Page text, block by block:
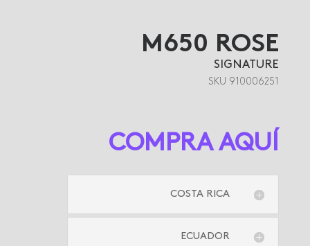
M650 ROSE
SIGNATURE
SKU 910006251
COMPRA AQUÍ
COSTA RICA
ECUADOR